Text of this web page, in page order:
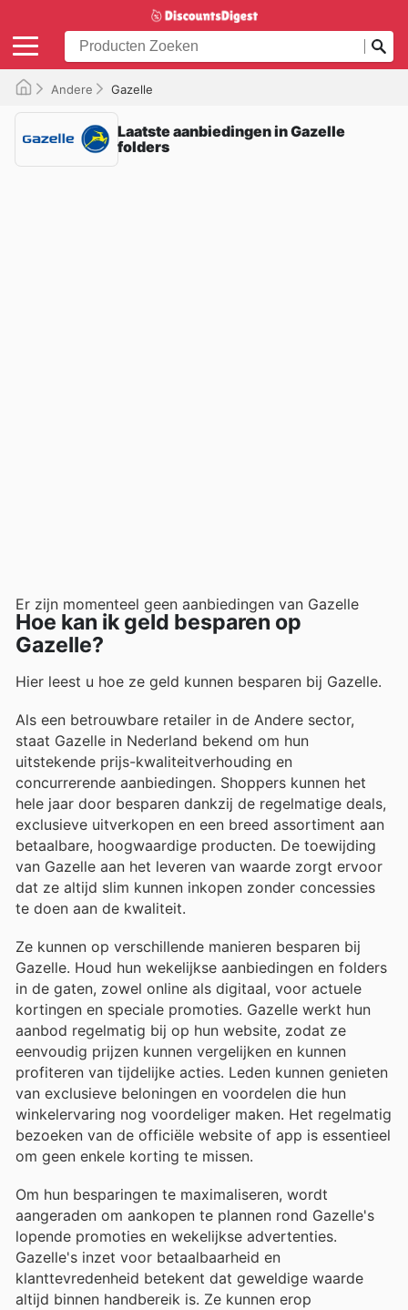
Andere Gazelle
Laatste aanbiedingen in Gazelle
folders
Er zijn momenteel geen aanbiedingen van Gazelle
Hoe kan ik geld besparen op
Gazelle?
Hier leest u hoe ze geld kunnen besparen bij Gazelle.
Als een betrouwbare retailer in de Andere sector,
staat Gazelle in Nederland bekend om hun
uitstekende prijs-kwaliteitverhouding en
concurrerende aanbiedingen. Shoppers kunnen het
hele jaar door besparen dankzij de regelmatige deals,
exclusieve uitverkopen en een breed assortiment aan
betaalbare, hoogwaardige producten. De toewijding
van Gazelle aan het leveren van waarde zorgt ervoor
dat ze altijd slim kunnen inkopen zonder concessies
te doen aan de kwaliteit.
Ze kunnen op verschillende manieren besparen bij
Gazelle. Houd hun wekelijkse aanbiedingen en folders
in de gaten, zowel online als digitaal, voor actuele
kortingen en speciale promoties. Gazelle werkt hun
aanbod regelmatig bij op hun website, zodat ze
eenvoudig prijzen kunnen vergelijken en kunnen
profiteren van tijdelijke acties. Leden kunnen genieten
van exclusieve beloningen en voordelen die hun
winkelervaring nog voordeliger maken. Het regelmatig
bezoeken van de officiële website of app is essentieel
om geen enkele korting te missen.
Om hun besparingen te maximaliseren, wordt
aangeraden om aankopen te plannen rond Gazelle's
lopende promoties en wekelijkse advertenties.
Gazelle's inzet voor betaalbaarheid en
klanttevredenheid betekent dat geweldige waarde
altijd binnen handbereik is. Ze kunnen erop